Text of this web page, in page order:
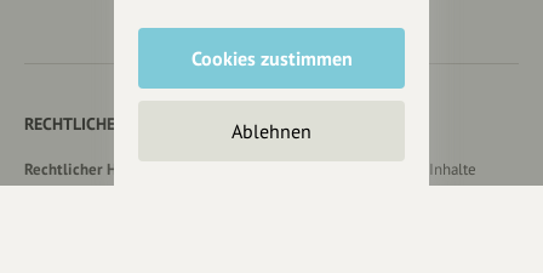
RECHTLICHER HINWEIS UND TRANSPARENZHINWEIS
Rechtlicher Hinweis:
Die auf dieser Website veröffentlichten Inhalte
Cookies zustimmen
Ablehnen